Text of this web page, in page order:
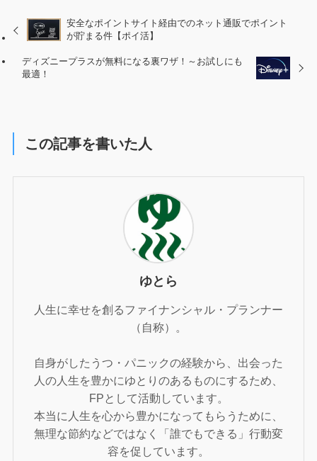
安全なポイントサイト経由でのネット通販でポイント
が貯まる件【ポイ活】
ディズニープラスが無料になる裏ワザ！～お試しにも
最適！
この記事を書いた人
ゆとら
人生に幸せを創るファイナンシャル・プランナー
（自称）。
自身がしたうつ・パニックの経験から、出会った
人の人生を豊かにゆとりのあるものにするため、
FPとして活動しています。
本当に人生を心から豊かになってもらうために、
無理な節約などではなく「誰でもできる」行動変
容を促しています。